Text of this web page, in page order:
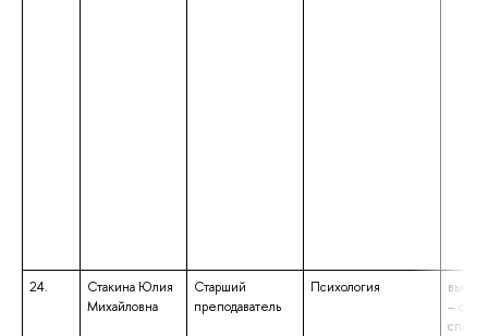
24.
Стакина Юлия
Михайловна
Старший
преподаватель
Психология
–